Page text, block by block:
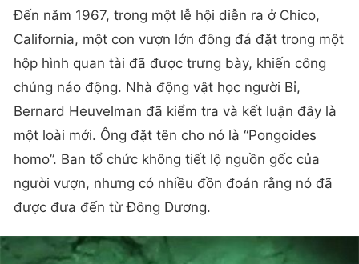
Đến năm 1967, trong một lễ hội diễn ra ở Chico,
California, một con vượn lớn đông đá đặt trong một
hộp hình quan tài đã được trưng bày, khiến công
chúng náo động. Nhà động vật học người Bỉ,
Bernard Heuvelman đã kiểm tra và kết luận đây là
một loài mới. Ông đặt tên cho nó là “Pongoides
homo”. Ban tổ chức không tiết lộ nguồn gốc của
người vượn, nhưng có nhiều đồn đoán rằng nó đã
được đưa đến từ Đông Dương.